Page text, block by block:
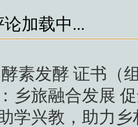
论加载中...
素发酵 证书（
乡旅融合发展
学兴教，助力